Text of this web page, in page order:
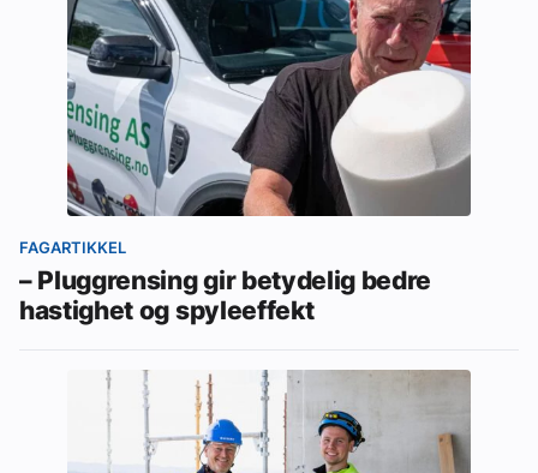
FAGARTIKKEL
– Pluggrensing gir betydelig bedre
hastighet og spyleeffekt